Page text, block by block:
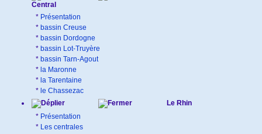
Central
* Présentation
* bassin Creuse
* bassin Dordogne
* bassin Lot-Truyère
* bassin Tarn-Agout
* la Maronne
* la Tarentaine
* le Chassezac
Le Rhin
* Présentation
* Les centrales